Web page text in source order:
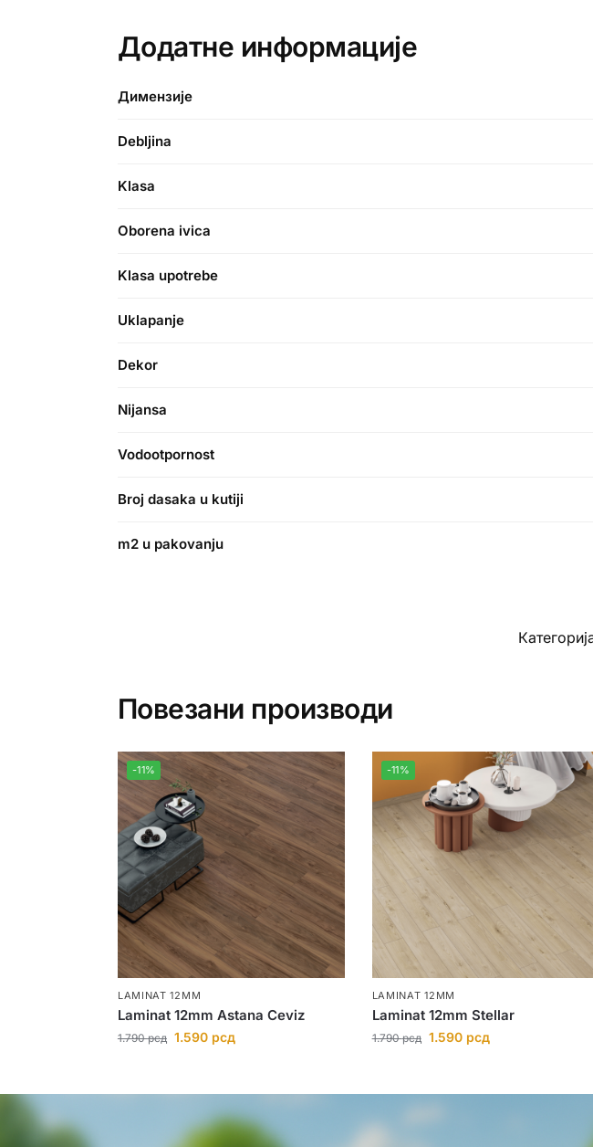
Додатне информације
Димензије
Debljina
Klasa
Oborena ivica
Klasa upotrebe
Uklapanje
Dekor
Nijansa
Vodootpornost
Broj dasaka u kutiji
m2 u pakovanju
Повезани производи
-11%
LAMINAT 12MM
Laminat 12mm Astana Ceviz
1.790рсд 1.590 рсд
-11%
LAMINAT 12MM
Laminat 12mm Stellar
1.790рсд 1.590 рсд